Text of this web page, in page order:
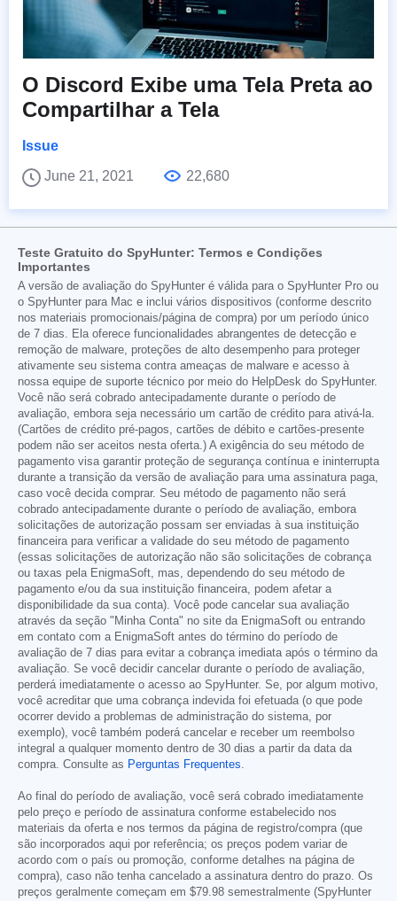
O Discord Exibe uma Tela Preta ao
Compartilhar a Tela
Issue
June 21, 2021
22,680
Teste Gratuito do SpyHunter: Termos e Condições
Importantes
A versão de avaliação do SpyHunter é válida para o SpyHunter Pro ou
o SpyHunter para Mac e inclui vários dispositivos (conforme descrito
nos materiais promocionais/página de compra) por um período único
de 7 dias. Ela oferece funcionalidades abrangentes de detecção e
remoção de malware, proteções de alto desempenho para proteger
ativamente seu sistema contra ameaças de malware e acesso à
nossa equipe de suporte técnico por meio do HelpDesk do SpyHunter.
Você não será cobrado antecipadamente durante o período de
avaliação, embora seja necessário um cartão de crédito para ativá-la.
(Cartões de crédito pré-pagos, cartões de débito e cartões-presente
podem não ser aceitos nesta oferta.) A exigência do seu método de
pagamento visa garantir proteção de segurança contínua e ininterrupta
durante a transição da versão de avaliação para uma assinatura paga,
caso você decida comprar. Seu método de pagamento não será
cobrado antecipadamente durante o período de avaliação, embora
solicitações de autorização possam ser enviadas à sua instituição
financeira para verificar a validade do seu método de pagamento
(essas solicitações de autorização não são solicitações de cobrança
ou taxas pela EnigmaSoft, mas, dependendo do seu método de
pagamento e/ou da sua instituição financeira, podem afetar a
disponibilidade da sua conta). Você pode cancelar sua avaliação
através da seção "Minha Conta" no site da EnigmaSoft ou entrando
em contato com a EnigmaSoft antes do término do período de
avaliação de 7 dias para evitar a cobrança imediata após o término da
avaliação. Se você decidir cancelar durante o período de avaliação,
perderá imediatamente o acesso ao SpyHunter. Se, por algum motivo,
você acreditar que uma cobrança indevida foi efetuada (o que pode
ocorrer devido a problemas de administração do sistema, por
exemplo), você também poderá cancelar e receber um reembolso
integral a qualquer momento dentro de 30 dias a partir da data da
compra. Consulte as Perguntas Frequentes.
Ao final do período de avaliação, você será cobrado imediatamente
pelo preço e período de assinatura conforme estabelecido nos
materiais da oferta e nos termos da página de registro/compra (que
são incorporados aqui por referência; os preços podem variar de
acordo com o país ou promoção, conforme detalhes na página de
compra), caso não tenha cancelado a assinatura dentro do prazo. Os
preços geralmente começam em $79.98 semestralmente (SpyHunter